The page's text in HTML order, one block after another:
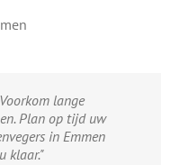
lange
Plan op tijd uw
in Emmen
klaar."